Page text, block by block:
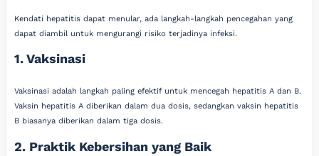
Kendati hepatitis dapat menular, ada langkah-langkah pencegahan yang
dapat diambil untuk mengurangi risiko terjadinya infeksi.
1. Vaksinasi
Vaksinasi adalah langkah paling efektif untuk mencegah hepatitis A dan B.
Vaksin hepatitis A diberikan dalam dua dosis, sedangkan vaksin hepatitis
B biasanya diberikan dalam tiga dosis.
2. Praktik Kebersihan yang Baik